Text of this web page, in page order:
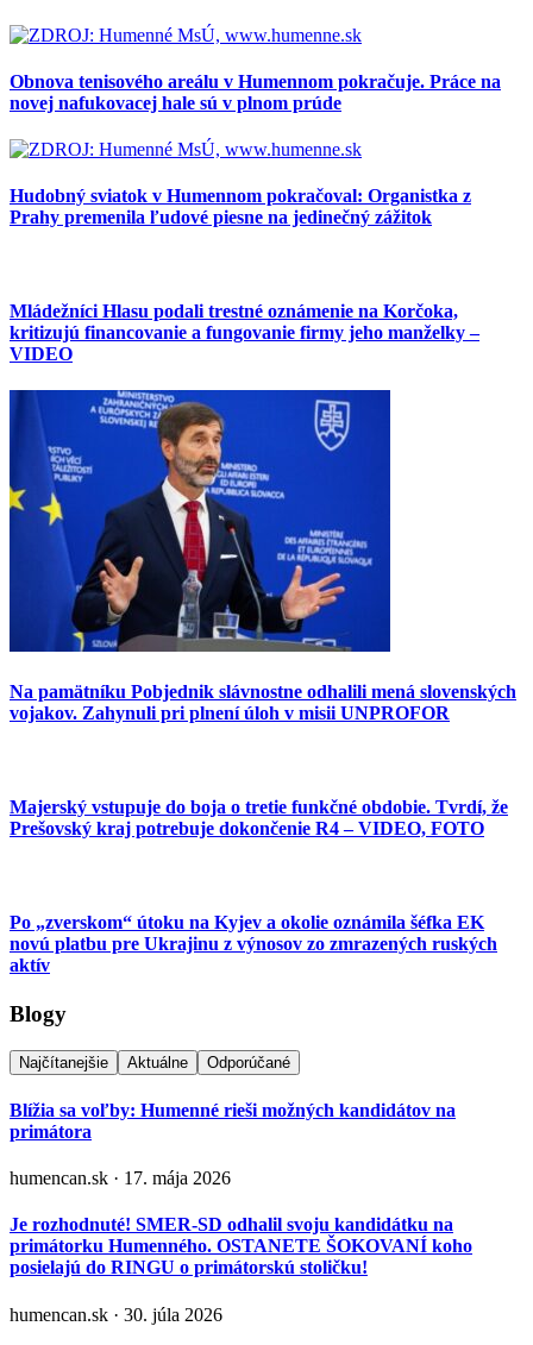
Obnova tenisového areálu v Humennom pokračuje. Práce na
novej nafukovacej hale sú v plnom prúde
Hudobný sviatok v Humennom pokračoval: Organistka z
Prahy premenila ľudové piesne na jedinečný zážitok
Mládežníci Hlasu podali trestné oznámenie na Korčoka,
kritizujú financovanie a fungovanie firmy jeho manželky –
VIDEO
Na pamätníku Pobjednik slávnostne odhalili mená slovenských
vojakov. Zahynuli pri plnení úloh v misii UNPROFOR
Majerský vstupuje do boja o tretie funkčné obdobie. Tvrdí, že
Prešovský kraj potrebuje dokončenie R4 – VIDEO, FOTO
Po „zverskom“ útoku na Kyjev a okolie oznámila šéfka EK
novú platbu pre Ukrajinu z výnosov zo zmrazených ruských
aktív
Blogy
Najčítanejšie Aktuálne Odporúčané
Blížia sa voľby: Humenné rieši možných kandidátov na
primátora
humencan.sk · 17. mája 2026
Je rozhodnuté! SMER-SD odhalil svoju kandidátku na
primátorku Humenného. OSTANETE ŠOKOVANÍ koho
posielajú do RINGU o primátorskú stoličku!
humencan.sk · 30. júla 2026